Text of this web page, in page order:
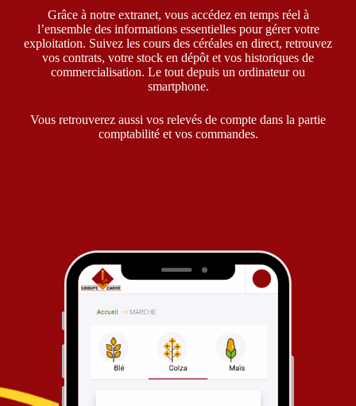
Grâce à notre extranet, vous accédez en temps réel à
l’ensemble des informations essentielles pour gérer votre
exploitation. Suivez les cours des céréales en direct, retrouvez
vos contrats, votre stock en dépôt et vos historiques de
commercialisation. Le tout depuis un ordinateur ou
smartphone.
Vous retrouverez aussi vos relevés de compte dans la partie
comptabilité et vos commandes.